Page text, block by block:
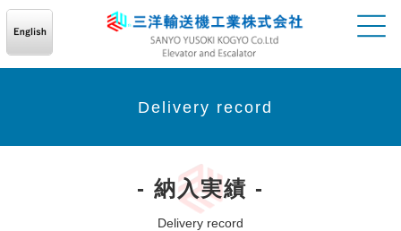
Delivery record
- 納入実績 -
Delivery record